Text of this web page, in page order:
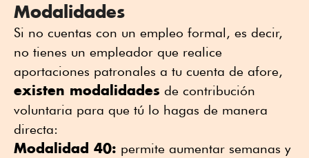
Modalidades
Si no cuentas con un empleo formal, es decir,
no tienes un empleador que realice
aportaciones patronales a tu cuenta de afore,
existen modalidades de contribución
voluntaria para que tú lo hagas de manera
directa:
Modalidad 40: permite aumentar semanas y